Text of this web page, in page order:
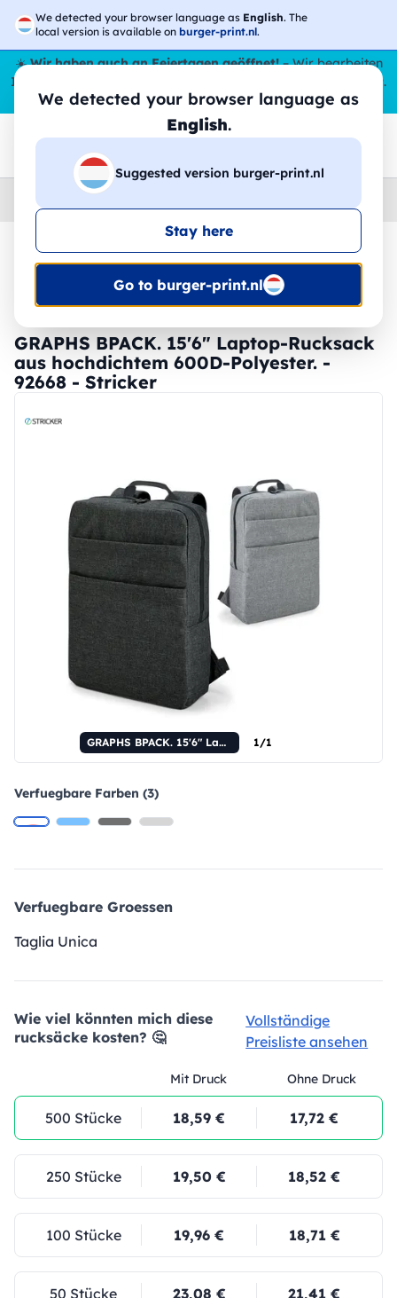
We detected your browser language as English. The
local version is available on burger-print.nl.
We detected your browser language as
English.
Suggested version burger-print.nl
Stay here
Go to burger-print.nl
☀️Wir haben auch an Feiertagen geöffnet!– Wir bearbeiten
Ihre Bestellungen den ganzen Sommer über,
sogar im August.
😎🌴
Home
🔥 -30 % DTF-Druck
GRAPHS BPACK. 15'6" Laptop-Rucksack
aus hochdichtem 600D-Polyester. -
92668 - Stricker
GRAPHS BPACK. 15'6" Laptop-Rucksack aus hochdichtem 600D-Polyester. 1/1
Verfuegbare Farben (3)
Verfuegbare Groessen
Taglia Unica
Wie viel könnten mich diese
rucksäcke kosten? 🤔
Vollständige
Preisliste ansehen
Mit Druck Ohne Druck
500 Stücke 18,59 € 17,72 €
250 Stücke 19,50 € 18,52 €
100 Stücke 19,96 € 18,71 €
50 Stücke 23,08 € 21,41 €